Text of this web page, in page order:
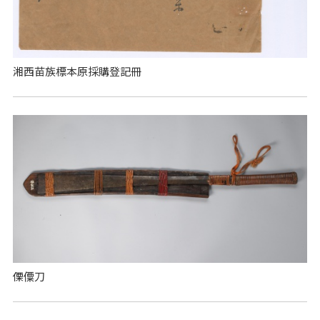
湘西苗族標本原採購登記冊
傈僳刀